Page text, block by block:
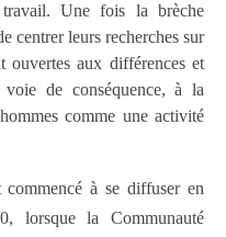
Une fois la brèche
centrer leurs recherches sur
ouvertes aux différences et
de conséquence, à la
comme une activité
à se diffuser en
lorsque la Communauté